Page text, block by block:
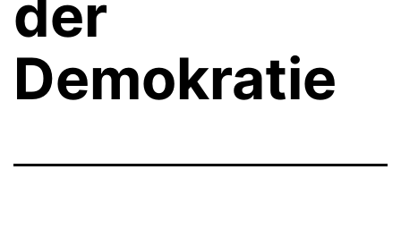
der
Demokratie